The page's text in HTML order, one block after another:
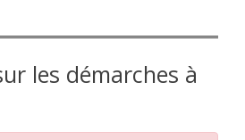
les démarches à